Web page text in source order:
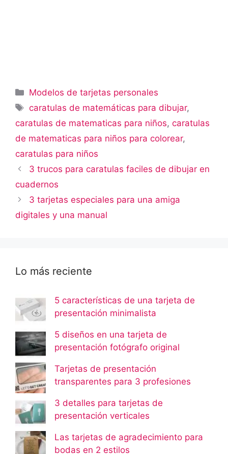
Categorías
Modelos de tarjetas personales
Etiquetas
caratulas de matemáticas para dibujar,
caratulas de matematicas para niños, caratulas
de matematicas para niños para colorear,
caratulas para niños
3 trucos para caratulas faciles de dibujar en
cuadernos
3 tarjetas especiales para una amiga
digitales y una manual
Lo más reciente
5 características de una tarjeta de
presentación minimalista
5 diseños en una tarjeta de
presentación fotógrafo original
Tarjetas de presentación
transparentes para 3 profesiones
3 detalles para tarjetas de
presentación verticales
Las tarjetas de agradecimiento para
bodas en 2 estilos